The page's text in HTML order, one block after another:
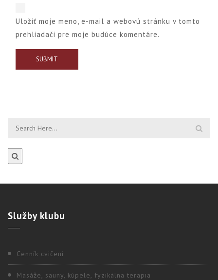
Uložiť moje meno, e-mail a webovú stránku v tomto
prehliadači pre moje budúce komentáre.
Službyklubu
Cenník cvičení
Masáže, sauny, kúpele, fyzikálna terapia